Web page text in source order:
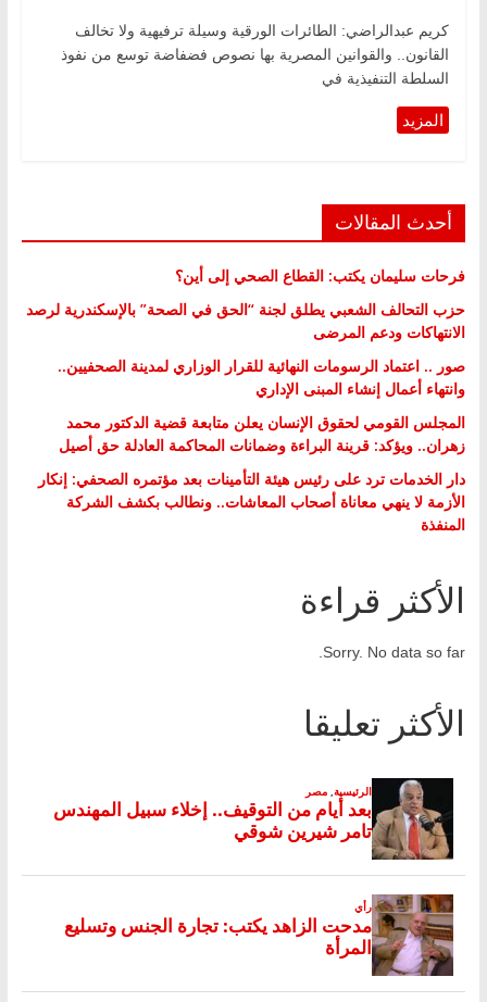
كريم عبدالراضي: الطائرات الورقية وسيلة ترفيهية ولا تخالف
القانون.. والقوانين المصرية بها نصوص فضفاضة توسع من نفوذ
السلطة التنفيذية في
أحدث المقالات
فرحات سليمان يكتب: القطاع الصحي إلى أين؟
حزب التحالف الشعبي يطلق لجنة “الحق في الصحة” بالإسكندرية لرصد
الانتهاكات ودعم المرضى
صور .. اعتماد الرسومات النهائية للقرار الوزاري لمدينة الصحفيين..
وانتهاء أعمال إنشاء المبنى الإداري
المجلس القومي لحقوق الإنسان يعلن متابعة قضية الدكتور محمد
زهران.. ويؤكد: قرينة البراءة وضمانات المحاكمة العادلة حق أصيل
دار الخدمات ترد على رئيس هيئة التأمينات بعد مؤتمره الصحفي: إنكار
الأزمة لا ينهي معاناة أصحاب المعاشات.. ونطالب بكشف الشركة
المنفذة
الأكثر قراءة
Sorry. No data so far.
الأكثر تعليقا